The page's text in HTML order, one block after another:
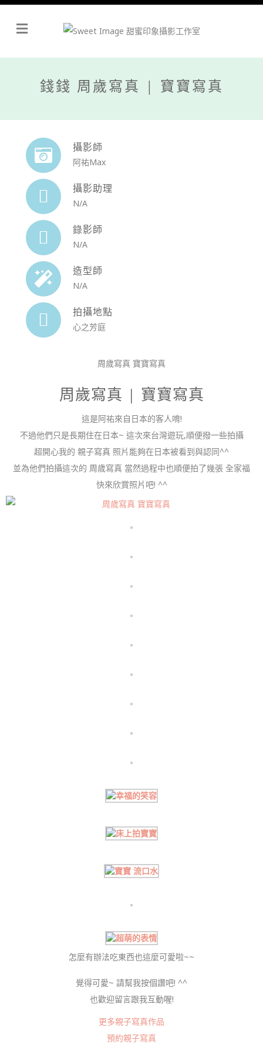
Menu
錢錢 周歲寫真 | 寶寶寫真
攝影師
阿祐Max
攝影助理
N/A
錄影師
N/A
造型師
N/A
拍攝地點
心之芳庭
周歲寫真 寶寶寫真
周歲寫真 | 寶寶寫真
這是阿祐來自日本的客人唷!
不過他們只是長期住在日本~ 這次來台灣遊玩,順便撥一些拍攝
超開心我的 親子寫真 照片能夠在日本被看到與認同^^
並為他們拍攝這次的 周歲寫真 當然過程中也順便拍了幾張 全家福
快來欣賞照片吧! ^^
怎麼有辦法吃東西也這麼可愛啦~~
覺得可愛~ 請幫我按個讚吧! ^^
也歡迎留言跟我互動喔!
更多親子寫真作品
預約親子寫真